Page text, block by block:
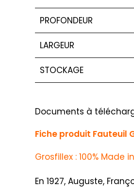
PROFONDEUR
LARGEUR
STOCKAGE
Documents à
Fiche produit Fauteuil
Grosfillex : 100% Made
En 1927, Auguste,